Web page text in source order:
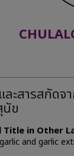
ะสารสกัดจ
นัข
in Other
and garlic